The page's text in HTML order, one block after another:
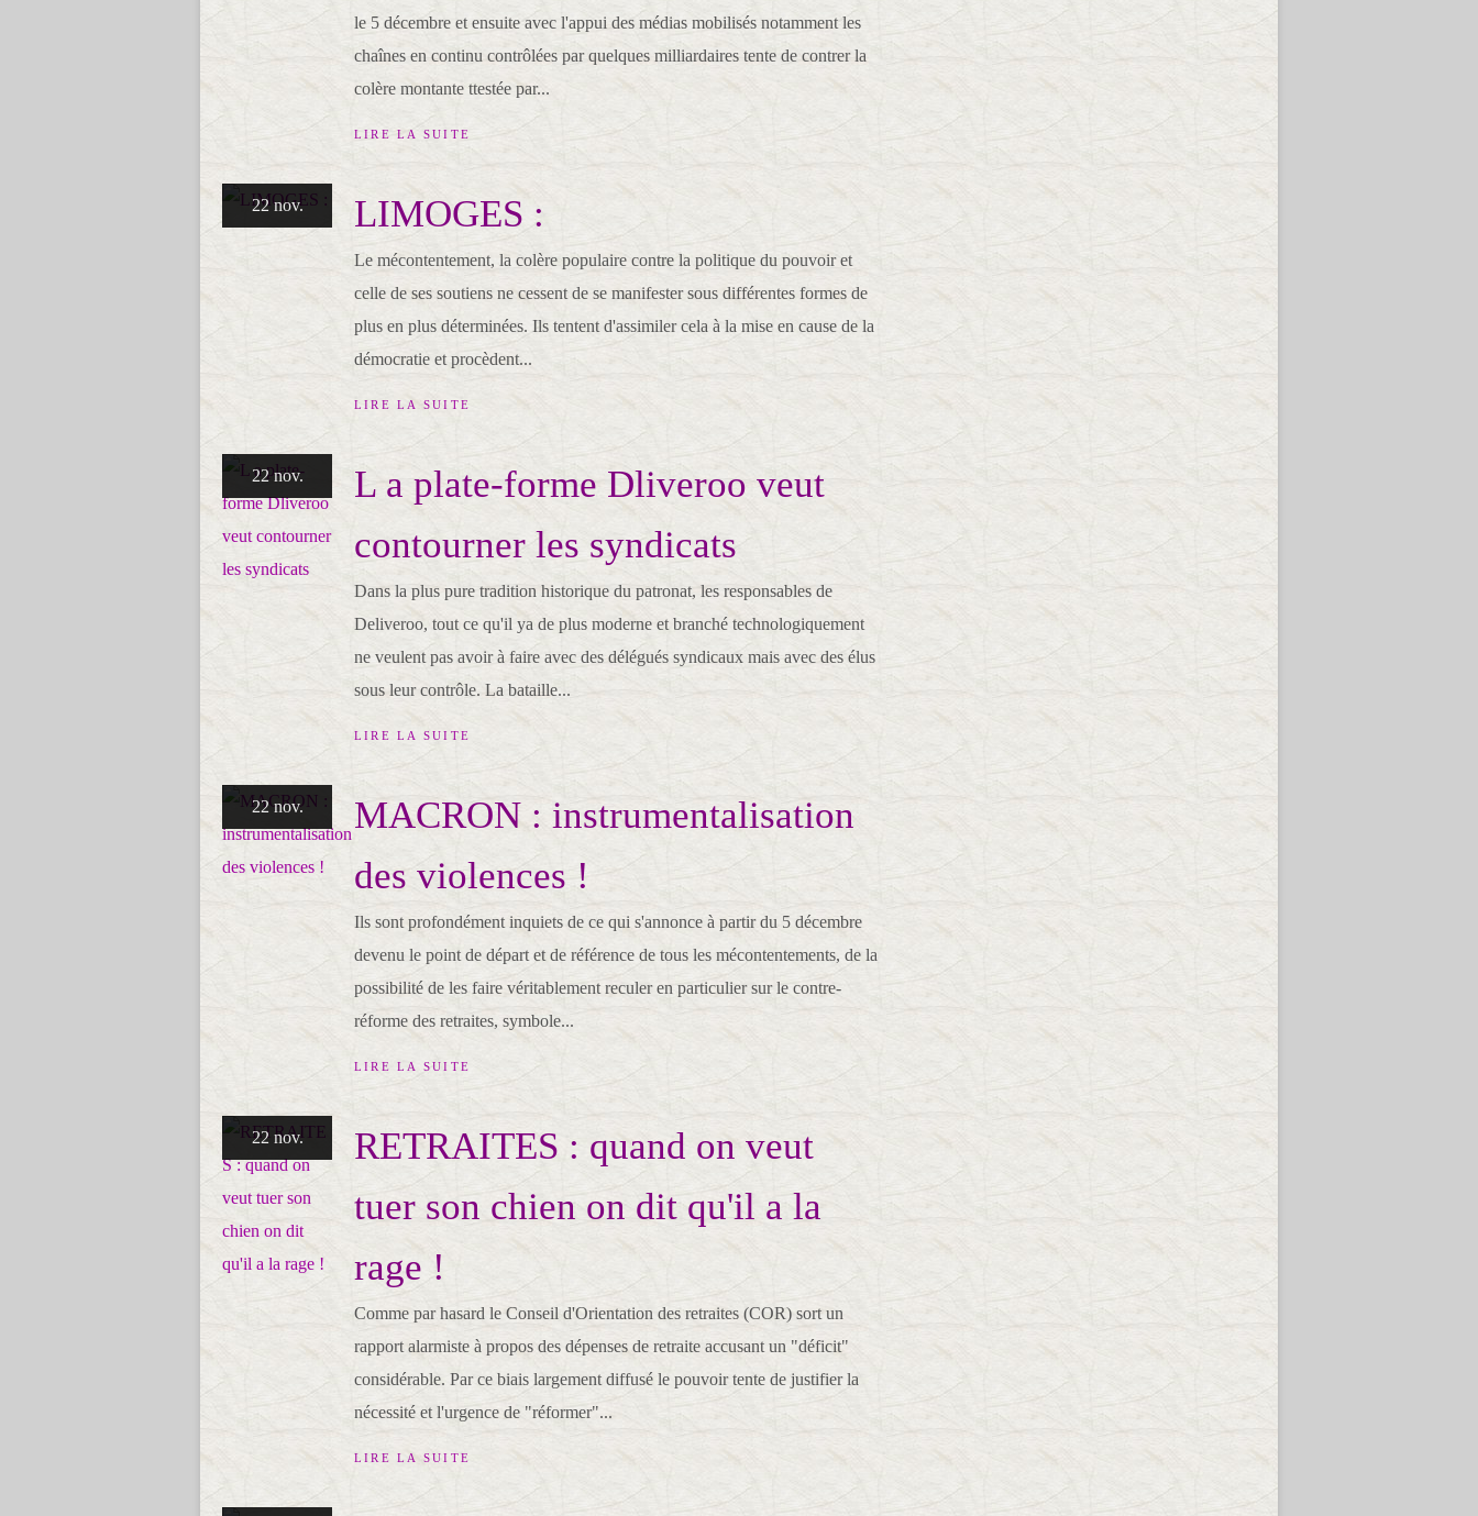
le 5 décembre et ensuite avec l'appui des médias mobilisés notamment les
chaînes en continu contrôlées par quelques milliardaires tente de contrer la
colère montante ttestée par...
LIRE LA SUITE
22 nov. LIMOGES :
Le mécontentement, la colère populaire contre la politique du pouvoir et
celle de ses soutiens ne cessent de se manifester sous différentes formes de
plus en plus déterminées. Ils tentent d'assimiler cela à la mise en cause de la
démocratie et procèdent...
LIRE LA SUITE
22 nov.
L a plate-forme Dliveroo veut
contourner les syndicats
Dans la plus pure tradition historique du patronat, les responsables de
Deliveroo, tout ce qu'il ya de plus moderne et branché technologiquement
ne veulent pas avoir à faire avec des délégués syndicaux mais avec des élus
sous leur contrôle. La bataille...
LIRE LA SUITE
22 nov.
MACRON : instrumentalisation
des violences !
Ils sont profondément inquiets de ce qui s'annonce à partir du 5 décembre
devenu le point de départ et de référence de tous les mécontentements, de la
possibilité de les faire véritablement reculer en particulier sur le contre-
réforme des retraites, symbole...
LIRE LA SUITE
22 nov.
RETRAITES : quand on veut
tuer son chien on dit qu'il a la
rage !
Comme par hasard le Conseil d'Orientation des retraites (COR) sort un
rapport alarmiste à propos des dépenses de retraite accusant un "déficit"
considérable. Par ce biais largement diffusé le pouvoir tente de justifier la
nécessité et l'urgence de "réformer"...
LIRE LA SUITE